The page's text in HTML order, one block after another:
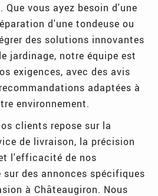
Que vous ayez besoin d'une
d'une tondeuse ou
des solutions innovantes
jardinage, notre équipe est
exigences, avec des avis
adaptées à
environnement.
clients repose sur la
de livraison, la précision
l'efficacité de nos
sur des annonces spécifiques
à Châteaugiron. Nous